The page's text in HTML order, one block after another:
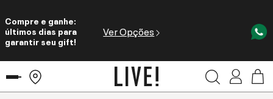
Compre e ganhe:
últimos dias para
garantir seu gift!
Ver Opções